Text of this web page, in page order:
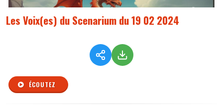
Les Voix(es) du Scenarium du 19 02 2024
ÉCOUTEZ